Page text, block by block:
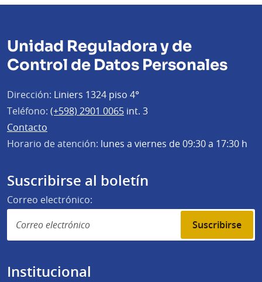
Unidad Reguladora y de
Control de Datos Personales
Dirección: Liniers 1324 piso 4°
Teléfono: (+598) 2901 0065 int. 3
Contacto
Horario de atención: lunes a viernes de 09:30 a 17:30 h
Suscribirse al boletín
Correo electrónico:
Suscribirse
Institucional